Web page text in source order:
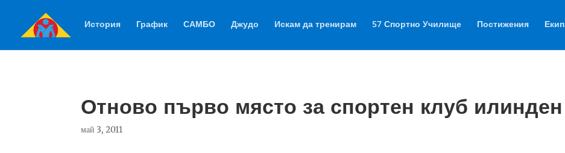
История График САМБО Джудо Искам да тренирам 57 Спортно Училище Постижения Екип
Отново първо място за спортен клуб илинден
май 3, 2011